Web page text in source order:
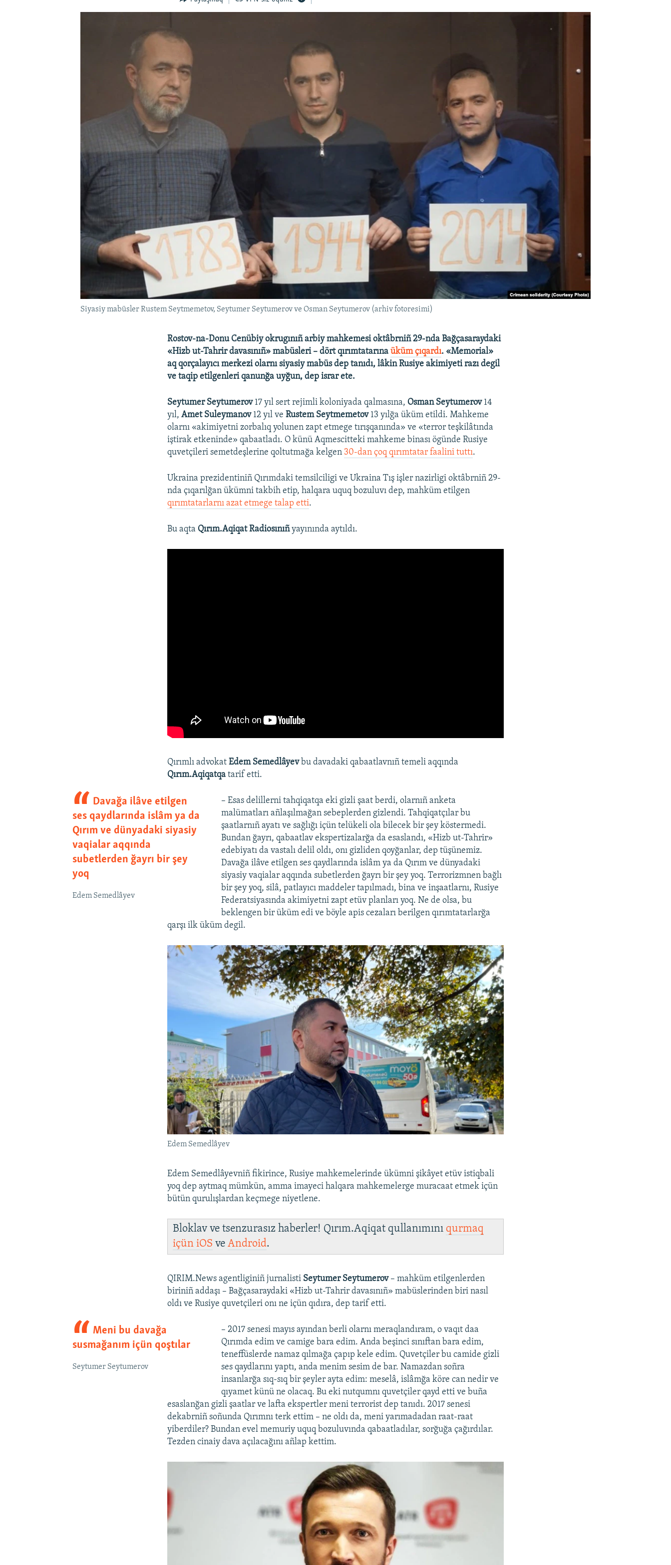
Siyasiy mabüsler Rustem Seytmemetov, Seytumer Seytumerov ve Osman Seytumerov (arhiv fotoresimi)
Rostov-na-Donu Cenübiy okrugınıñ arbiy mahkemesi oktâbrniñ 29-nda Bağçasaraydaki
«Hizb ut-Tahrir davasınıñ» mabüsleri – dört qırımtatarınaüküm çıqardı. «Memorial»
aq qorçalayıcı merkezi olarnı siyasiy mabüs dep tanıdı, lâkin Rusiye akimiyeti razı degil
ve taqip etilgenleri qanunğa uyğun, dep israr ete.
Seytumer Seytumerov17 yıl sert rejimli koloniyada qalmasına, Osman Seytumerov14
yıl,Amet Suleymanov12 yıl veRustem Seytmemetov13 yılğa üküm etildi. Mahkeme
olarnı «akimiyetni zorbalıq yolunen zapt etmege tırışqanında» ve «terror teşkilâtında
iştirak etkeninde» qabaatladı. O künü Aqmescitteki mahkeme binası ögünde Rusiye
quvetçileri semetdeşlerine qoltutmağa kelgen 30-dan çoq qırımtatar faalini tuttı.
Ukraina prezidentiniñ Qırımdaki temsilciligi ve Ukraina Tış işler nazirligi oktâbrniñ 29-
nda çıqarılğan ükümni takbih etip, halqara uquq bozuluvı dep, mahküm etilgen
qırımtatarlarnı azat etmege talap etti.
Bu aqta Qırım.Aqiqat Radiosınıñyayınında aytıldı.
Qırımlı advokatEdem Semedlâyevbu davadaki qabaatlavnıñ temeli aqqında
Qırım.Aqiqatqa tarif etti.
Davağa ilâve etilgen
ses qaydlarında islâm ya da
Qırım ve dünyadaki siyasiy
vaqialar aqqında
subetlerden ğayrı bir şey
yoq
Edem Semedlâyev
– Esas delillerni tahqiqatqa eki gizli şaat berdi, olarnıñ anketa
malümatları añlaşılmağan sebeplerden gizlendi. Tahqiqatçılar bu
şaatlarnıñ ayatı ve sağlığı içün telükeli ola bilecek bir şey köstermedi.
Bundan ğayrı, qabaatlav ekspertizalarğa da esaslandı, «Hizb ut-Tahrir»
edebiyatı da vastalı delil oldı, onı gizliden qoyğanlar, dep tüşünemiz.
Davağa ilâve etilgen ses qaydlarında islâm ya da Qırım ve dünyadaki
siyasiy vaqialar aqqında subetlerden ğayrı bir şey yoq. Terrorizmnen bağlı
bir şey yoq, silâ, patlayıcı maddeler tapılmadı, bina ve inşaatlarnı, Rusiye
Federatsiyasında akimiyetni zapt etüv planları yoq. Ne de olsa, bu
beklengen bir üküm edi ve böyle apis cezaları berilgen qırımtatarlarğa
qarşı ilk üküm degil.
Edem Semedlâyev
Edem Semedlâyevniñ fikirince, Rusiye mahkemelerinde ükümni şikâyet etüv istiqbali
yoq dep aytmaq mümkün, amma imayeci halqara mahkemelerge muracaat etmek içün
bütün qurulışlardan keçmege niyetlene.
Bloklav ve tsenzurasız haberler! Qırım.Aqiqat qullanımını qurmaq
içüniOS veAndroid.
QIRIM.News agentliginiñ jurnalisti Seytumer Seytumerov – mahküm etilgenlerden
biriniñ addaşı – Bağçasaraydaki «Hizb ut-Tahrir davasınıñ» mabüslerinden biri nasıl
oldı ve Rusiye quvetçileri onı ne içün qıdıra, dep tarif etti.
Meni bu davağa
susmağanım içün qoştılar
Seytumer Seytumerov
– 2017 senesi mayıs ayından berli olarnı meraqlandıram, o vaqıt daa
Qırımda edim ve camige bara edim. Anda beşinci sınıftan bara edim,
teneffüslerde namaz qılmağa çapıp kele edim. Quvetçiler bu camide gizli
ses qaydlarını yaptı, anda menim sesim de bar. Namazdan soñra
insanlarğa sıq-sıq bir şeyler ayta edim: meselâ, islâmğa köre can nedir ve
qıyamet künü ne olacaq. Bu eki nutqumnı quvetçiler qayd etti ve buña
esaslanğan gizli şaatlar ve lafta ekspertler meni terrorist dep tanıdı. 2017 senesi
dekabrniñ soñunda Qırımnı terk ettim – ne oldı da, meni yarımadadan raat-raat
yiberdiler? Bundan evel memuriy uquq bozuluvında qabaatladılar, sorğuğa çağırdılar.
Tezden cinaiy dava açılacağını añlap kettim.